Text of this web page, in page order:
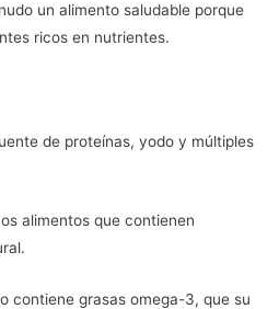
un alimento saludable porque
ricos en nutrientes.
de proteínas, yodo y múltiples
alimentos que contienen
contiene grasas omega-3, que su